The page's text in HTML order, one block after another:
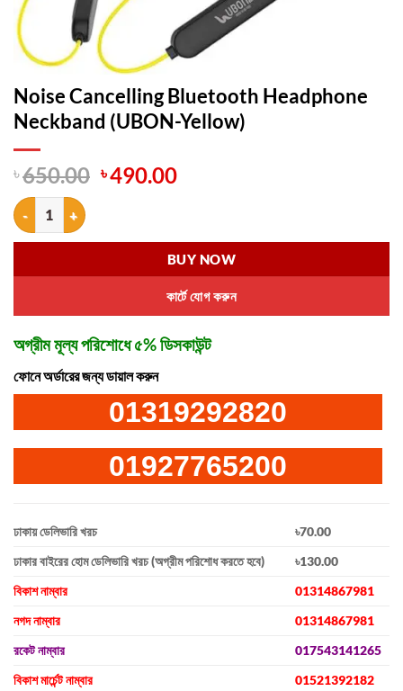
Noise Cancelling Bluetooth Headphone
Neckband (UBON-Yellow)
৳650.00 Original
৳ 650.00.
৳490.00Current
৳ 490.00.
Noise Cancelling Bluetooth Headphone Neckband (UBON-Yellow)
কার্টে যোগ করুন
BUY NOW
অগ্রীম মূল্য পরিশোধে ৫% ডিসকাউন্ট
ফোনে অর্ডারের জন্য ডায়াল করুন
01319292820
01927765200
ঢাকায় ডেলিভারি খরচ
৳70.00
ঢাকার বাইরের হোম ডেলিভারি খরচ (অগ্রীম পরিশোধ করতে হবে)
৳130.00
বিকাশ নাম্বার
01314867981
নগদ নাম্বার
01314867981
রকেট নাম্বার
017543141265
বিকাশ মার্চেন্ট নাম্বার
01521392182